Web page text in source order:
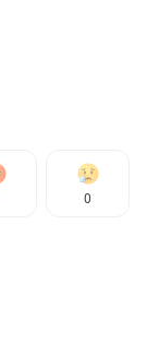
0